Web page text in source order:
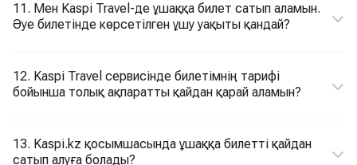
11. Мен Kaspi Travel-де ұшаққа билет сатып аламын.
Әуе билетінде көрсетілген ұшу уақыты қандай?
12. Kaspi Travel сервисінде билетімнің тарифі
бойынша толық ақпаратты қайдан қарай аламын?
13. Kaspi.kz қосымшасында ұшаққа билетті қайдан
сатып алуға болады?